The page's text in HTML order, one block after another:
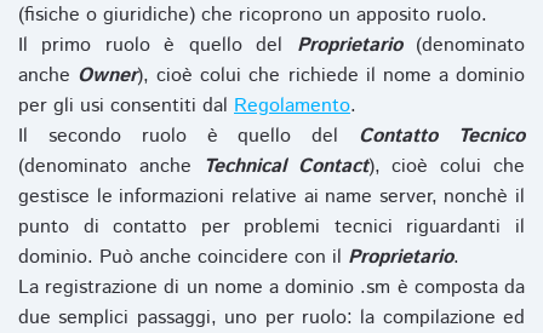
(fisiche o giuridiche) che ricoprono un apposito ruolo.
Il primo ruolo è quello del Proprietario(denominato
anche Owner), cioè colui che richiede il nome a dominio
per gli usi consentiti dal Regolamento.
Il secondo ruolo è quello del Contatto Tecnico
(denominato anche Technical Contact), cioè colui che
gestisce le informazioni relative ai name server, nonchè il
punto di contatto per problemi tecnici riguardanti il
dominio. Può anche coincidere con il Proprietario.
La registrazione di un nome a dominio .sm è composta da
due semplici passaggi, uno per ruolo: la compilazione ed